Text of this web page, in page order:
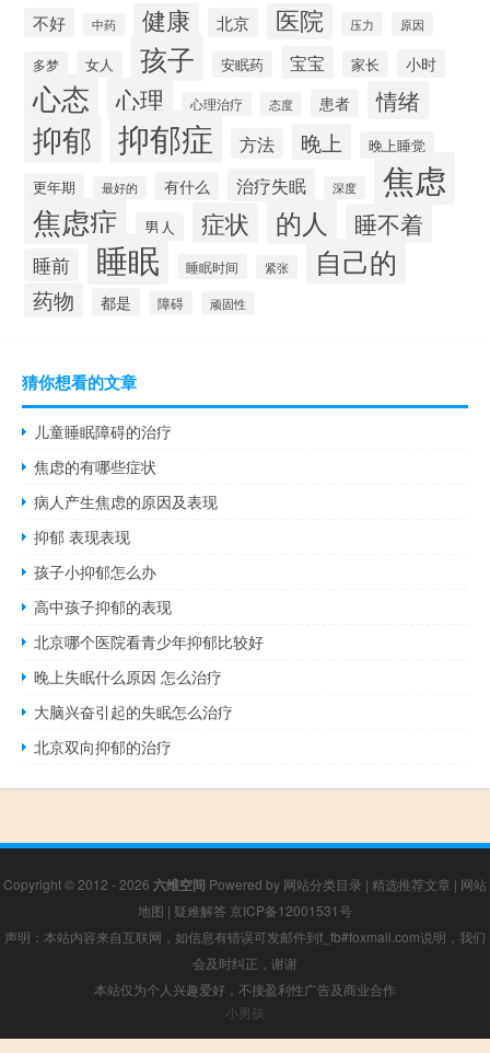
不好 中药 健康 北京 医院 压力 原因
多梦 女人 孩子 安眠药 宝宝 家长 小时
心态 心理 心理治疗 态度 患者 情绪
抑郁 抑郁症 方法 晚上
晚上睡觉
更年期
最好的 有什么 治疗失眠 深度 焦虑
焦虑症 男人 症状 的人 睡不着
睡前 睡眠 睡眠时间 紧张 自己的
药物 都是 障碍 顽固性
猜你想看的文章
儿童睡眠障碍的治疗
焦虑的有哪些症状
病人产生焦虑的原因及表现
抑郁 表现表现
孩子小抑郁怎么办
高中孩子抑郁的表现
北京哪个医院看青少年抑郁比较好
晚上失眠什么原因 怎么治疗
大脑兴奋引起的失眠怎么治疗
北京双向抑郁的治疗
Copyright © 2012 - 2026 六维空间 Powered by 网站分类目录 | 精选推荐文章 | 网站
地图 | 疑难解答 京ICP备12001531号
声明：本站内容来自互联网，如信息有错误可发邮件到f_fb#foxmail.com说明，我们
会及时纠正，谢谢
本站仅为个人兴趣爱好，不接盈利性广告及商业合作
小男孩